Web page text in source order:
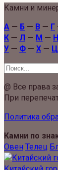
Камни и
А — Б — В — Г
К — Л — М — Н
У — Ф — Х — Ц
Search
@ Все права
При
Политика
Камни по
Овен Телец